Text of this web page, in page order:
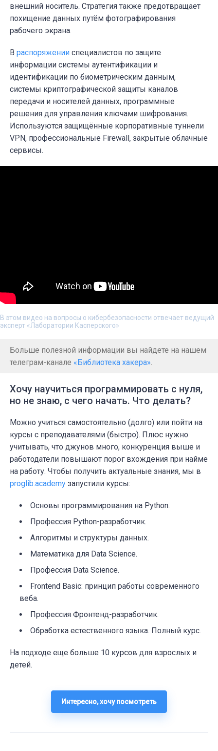
внешний носитель. Стратегия также предотвращает
похищение данных путём фотографирования
рабочего экрана.
В распоряжении специалистов по защите
информации системы аутентификации и
идентификации по биометрическим данным,
системы криптографической защиты каналов
передачи и носителей данных, программные
решения для управления ключами шифрования.
Используются защищённые корпоративные туннели
VPN, профессиональные Firewall, закрытые облачные
сервисы.
В этом видео на вопросы о кибербезопасности отвечает ведущий
эксперт «Лаборатории Касперского»
Больше полезной информации вы найдете на нашем
телеграм-канале «Библиотека хакера».
Хочу научиться программировать с нуля,
но не знаю, с чего начать. Что делать?
Можно учиться самостоятельно (долго) или пойти на
курсы с преподавателями (быстро). Плюс нужно
учитывать, что джунов много, конкуренция выше и
работодатели повышают порог вхождения при найме
на работу. Чтобы получить актуальные знания, мы в
proglib.academy запустили курсы:
Основы программирования на Python.
Профессия Python-разработчик.
Алгоритмы и структуры данных.
Математика для Data Science.
Профессия Data Science.
Frontend Basic: принцип работы современного
веба.
Профессия Фронтенд-разработчик.
Обработка естественного языка. Полный курс.
На подходе еще больше 10 курсов для взрослых и
детей.
Интересно, хочу посмотреть